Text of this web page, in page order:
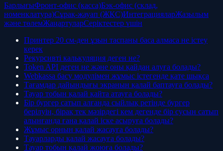
БарлығыФронт-офис (касса)Бэк-офис (склад,
номенклатура)Сұрақ-жауап (ЖҚС)ИнтеграцияларЖазылым
және төлемЖаңартуларСеріктестер үшін
Принтер 20 см-ден ұзын таспаны баса алмаса не істеу
керек
Рекурсивті калькуляция деген не?
Token API деген не және оны қайдан алуға болады?
Webkassa басу модулімен жұмыс істегенде қате шықса
Тағамдар дайындығы экранын қалай баптауға болады?
Тауар тобын қалай қайта атауға болады?
Бір бургер сатып алғанда сыйлық ретінде бургер
берілуін, бірақ тек мәзірдегі кем дегенде бір сусын сатып
алынғанда ғана қалай іске асыруға болады?
Жұмыс орнын қалай жасауға болады?
Тауарларды қалай жасауға болады?
Тауар тобын қалай жоюға болады?